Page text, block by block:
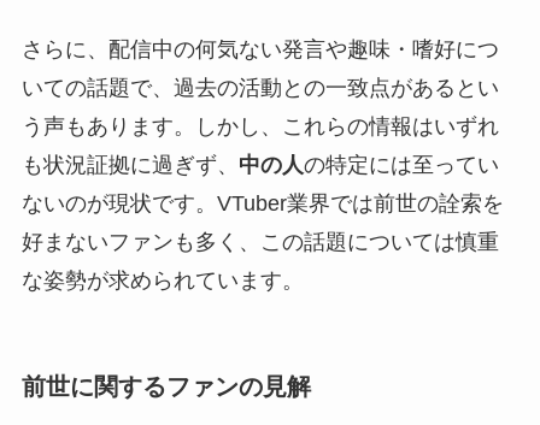
さらに、配信中の何気ない発言や趣味・嗜好につ
いての話題で、過去の活動との一致点があるとい
う声もあります。しかし、これらの情報はいずれ
も状況証拠に過ぎず、 中の人の特定には至ってい
ないのが現状です。VTuber業界では前世の詮索を
好まないファンも多く、この話題については慎重
な姿勢が求められています。
前世に関するファンの見解